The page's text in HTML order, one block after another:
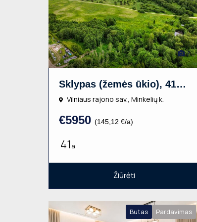
7
Sklypas (žemės ūkio), 41a, €5950
Vilniaus rajono sav., Minkelių k.
€5950 (145,12 €/a)
41a
Žiūrėti
Butas Pardavimas